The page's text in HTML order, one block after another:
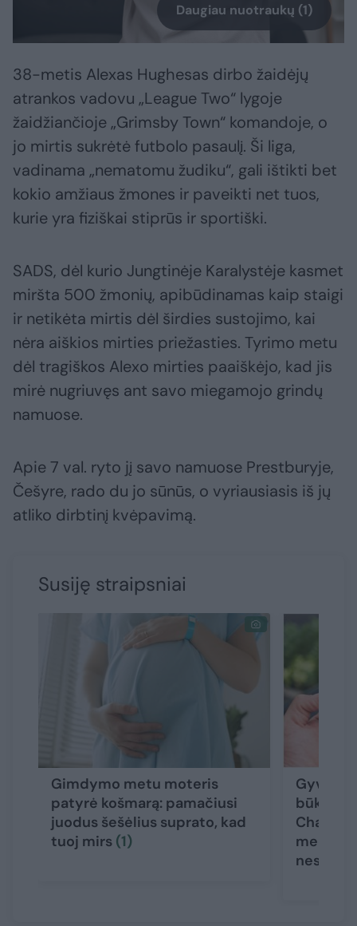
Daugiau nuotraukų (1)
38-metis Alexas Hughesas dirbo žaidėjų
atrankos vadovu „League Two“ lygoje
žaidžiančioje „Grimsby Town“ komandoje, o
jo mirtis sukrėtė futbolo pasaulį. Ši liga,
vadinama „nematomu žudiku“, gali ištikti bet
kokio amžiaus žmones ir paveikti net tuos,
kurie yra fiziškai stiprūs ir sportiški.
SADS, dėl kurio Jungtinėje Karalystėje kasmet
miršta 500 žmonių, apibūdinamas kaip staigi
ir netikėta mirtis dėl širdies sustojimo, kai
nėra aiškios mirties priežasties. Tyrimo metu
dėl tragiškos Alexo mirties paaiškėjo, kad jis
mirė nugriuvęs ant savo miegamojo grindų
namuose.
Apie 7 val. ryto jį savo namuose Prestburyje,
Češyre, rado du jo sūnūs, o vyriausiasis iš jų
atliko dirbtinį kvėpavimą.
Susiję straipsniai
Gimdymo metu moteris
patyrė košmarą: pamačiusi
juodus šešėlius suprato, kad
tuoj mirs (1)
būklę
medikai